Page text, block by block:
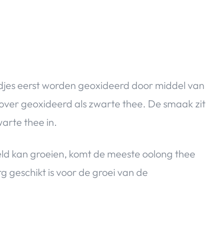
eerst worden geoxideerd door middel van
geoxideerd als zwarte thee. De smaak zit
thee in.
kan groeien, komt de meeste oolong thee
geschikt is voor de groei van de